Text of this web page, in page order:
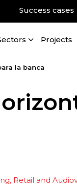
Success cases
Projects
la banca
Retail and